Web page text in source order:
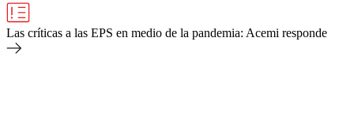
Las críticas a las EPS en medio de la pandemia: Acemi responde